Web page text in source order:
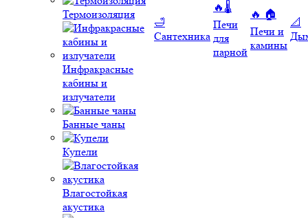
Термоизоляция
Инфракрасные
кабины и
излучатели
Банные чаны
Купели
Влагостойкая
акустика
🛁
Сантехника
🔥🌡️
Печи
для
парной
🔥 🏠
Печи и
камины
📐